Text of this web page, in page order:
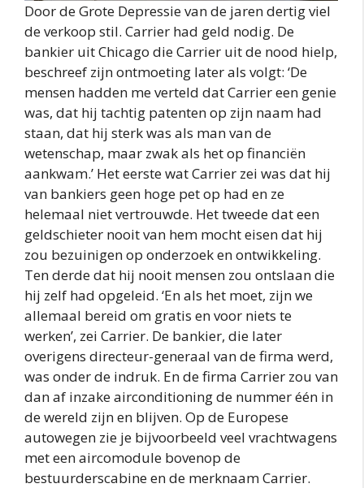
Door de Grote Depressie van de jaren dertig viel
de verkoop stil. Carrier had geld nodig. De
bankier uit Chicago die Carrier uit de nood hielp,
beschreef zijn ontmoeting later als volgt: ‘De
mensen hadden me verteld dat Carrier een genie
was, dat hij tachtig patenten op zijn naam had
staan, dat hij sterk was als man van de
wetenschap, maar zwak als het op financiën
aankwam.’ Het eerste wat Carrier zei was dat hij
van bankiers geen hoge pet op had en ze
helemaal niet vertrouwde. Het tweede dat een
geldschieter nooit van hem mocht eisen dat hij
zou bezuinigen op onderzoek en ontwikkeling.
Ten derde dat hij nooit mensen zou ontslaan die
hij zelf had opgeleid. ‘En als het moet, zijn we
allemaal bereid om gratis en voor niets te
werken’, zei Carrier. De bankier, die later
overigens directeur-generaal van de firma werd,
was onder de indruk. En de firma Carrier zou van
dan af inzake airconditioning de nummer één in
de wereld zijn en blijven. Op de Europese
autowegen zie je bijvoorbeeld veel vrachtwagens
met een aircomodule bovenop de
bestuurderscabine en de merknaam Carrier.